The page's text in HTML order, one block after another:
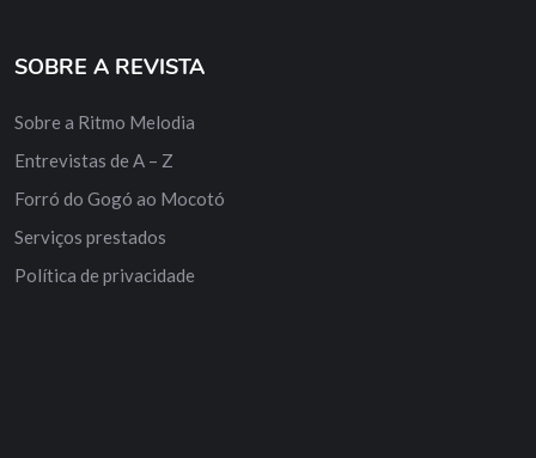
SOBRE A REVISTA
Sobre a Ritmo Melodia
Entrevistas de A – Z
Forró do Gogó ao Mocotó
Serviços prestados
Política de privacidade